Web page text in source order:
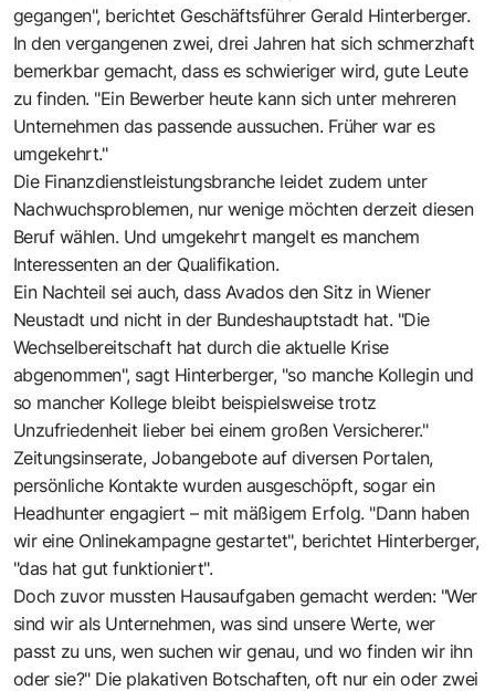
gegangen", berichtet Geschäftsführer Gerald Hinterberger.
In den vergangenen zwei, drei Jahren hat sich schmerzhaft
bemerkbar gemacht, dass es schwieriger wird, gute Leute
zu finden. "Ein Bewerber heute kann sich unter mehreren
Unternehmen das passende aussuchen. Früher war es
umgekehrt."
Die Finanzdienstleistungsbranche leidet zudem unter
Nachwuchsproblemen, nur wenige möchten derzeit diesen
Beruf wählen. Und umgekehrt mangelt es manchem
Interessenten an der Qualifikation.
Ein Nachteil sei auch, dass Avados den Sitz in Wiener
Neustadt und nicht in der Bundeshauptstadt hat. "Die
Wechselbereitschaft hat durch die aktuelle Krise
abgenommen", sagt Hinterberger, "so manche Kollegin und
so mancher Kollege bleibt beispielsweise trotz
Unzufriedenheit lieber bei einem großen Versicherer."
Zeitungsinserate, Jobangebote auf diversen Portalen,
persönliche Kontakte wurden ausgeschöpft, sogar ein
Headhunter engagiert – mit mäßigem Erfolg. "Dann haben
wir eine Onlinekampagne gestartet", berichtet Hinterberger,
"das hat gut funktioniert".
Doch zuvor mussten Hausaufgaben gemacht werden: "Wer
sind wir als Unternehmen, was sind unsere Werte, wer
passt zu uns, wen suchen wir genau, und wo finden wir ihn
oder sie?" Die plakativen Botschaften, oft nur ein oder zwei